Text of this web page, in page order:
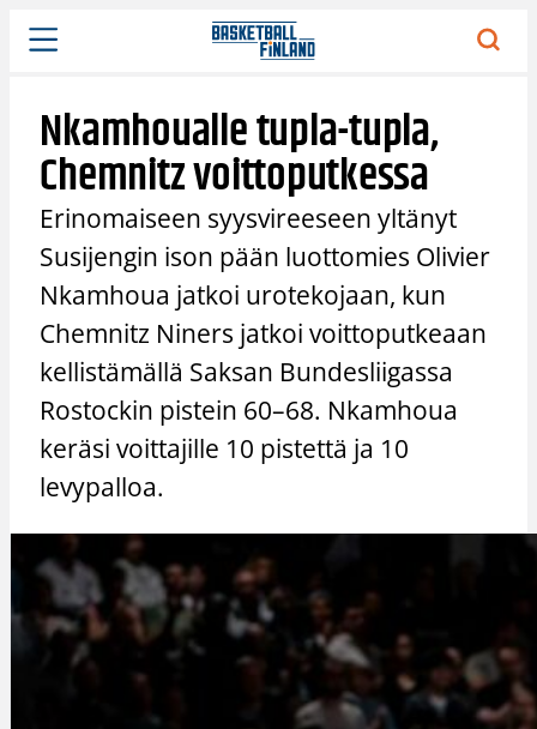
Siirry
sisältöön
Nkamhoualle tupla-tupla,
Chemnitz voittoputkessa
Erinomaiseen syysvireeseen yltänyt
Susijengin ison pään luottomies Olivier
Nkamhoua jatkoi urotekojaan, kun
Chemnitz Niners jatkoi voittoputkeaan
kellistämällä Saksan Bundesliigassa
Rostockin pistein 60–68. Nkamhoua
keräsi voittajille 10 pistettä ja 10
levypalloa.